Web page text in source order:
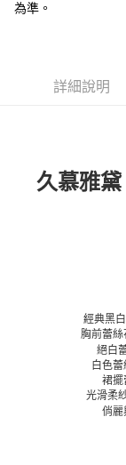
為準。
詳細說明
久慕雅黛
經典黑
胸前蕾絲
絕白
白色
裙擺
光滑柔
俏麗